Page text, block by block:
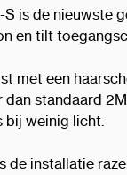
S is de nieuwste
en tilt
met een
standaard
bij weinig licht.
de installatie